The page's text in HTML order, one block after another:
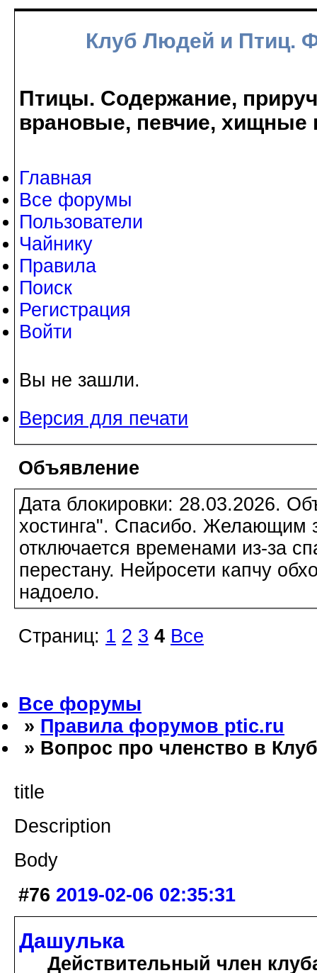
Клуб Людей и Птиц.
Птицы. Содержание,
врановые, певчие, хищные
Главная
Все форумы
Пользователи
Чайнику
Правила
Поиск
Регистрация
Войти
Вы не зашли.
Версия для печати
Объявление
Дата блокировки: 28.03.2026.
хостинга". Спасибо. Желающим
отключается временами из-за
перестану. Нейросети капчу
надоело.
Страниц: 1 2 3 4 Все
Все форумы
» Правила форумов ptic.ru
» Вопрос про членство в
title
Description
Body
#76 2019-02-06 02:35:31
Дашулька
Действительный член